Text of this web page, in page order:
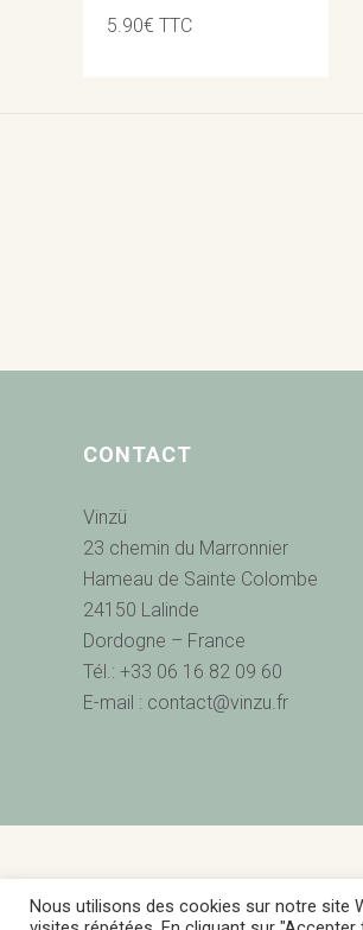
5.90€ TTC
CONTACT
Vinzü
23 chemin du Marronnier
Hameau de Sainte Colombe
24150 Lalinde
Dordogne – France
Tél.: +33 06 16 82 09 60
E-mail : contact@vinzu.fr
Nous utilisons des cookies sur notre site